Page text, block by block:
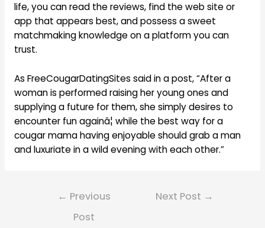
life, you can read the reviews, find the web site or
app that appears best, and possess a sweet
matchmaking knowledge on a platform you can
trust.
As FreeCougarDatingSites said in a post, “After a
woman is performed raising her young ones and
supplying a future for them, she simply desires to
encounter fun againâ¦ while the best way for a
cougar mama having enjoyable should grab a man
and luxuriate in a wild evening with each other.”
← Previous
Post
Next Post →